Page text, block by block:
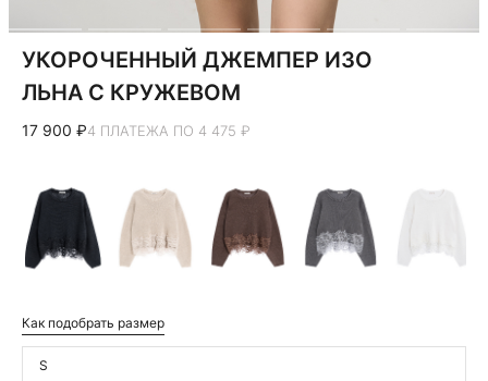
УКОРОЧЕННЫЙ ДЖЕМПЕР ИЗО
ЛЬНА С КРУЖЕВОМ
17 900 ₽4 ПЛАТЕЖА ПО 4 475 ₽
Как подобрать размер
S